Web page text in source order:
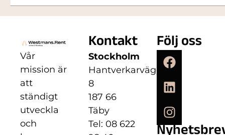
Vår
mission är
att
ständigt
utveckla
och
Kontakt
Stockholm
Hantverkarvägen
8
187 66
Täby
Tel: 08 622
Följ oss